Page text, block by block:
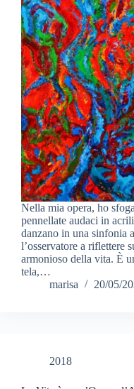
Nella mia opera, ho
pennellate audaci in
danzano in una sinfonia
l’osservatore a riflettere
armonioso della vita. È
tela,…
marisa
20/05/
2018